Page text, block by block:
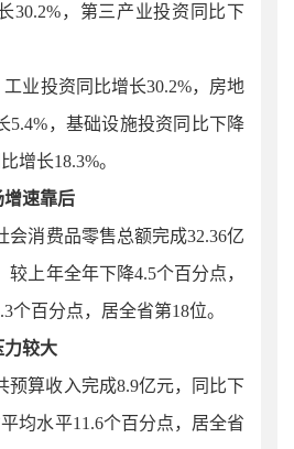
30.2%，第三产业投资同比下
业投资同比增长30.2%，房地
5.4%，基础设施投资同比下降
增长18.3%。
增速靠后
会消费品零售总额完成32.36亿
较上年全年下降4.5个百分点，
个百分点，居全省第18位。
力较大
预算收入完成8.9亿元，同比下
均水平11.6个百分点，居全省